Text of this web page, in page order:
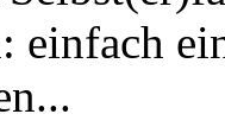
einfach